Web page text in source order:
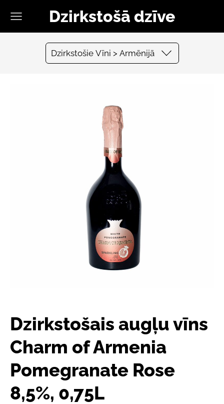
Dzirkstošā dzīve
Dzirkstošie Vīni > Armēnijā
Dzirkstošais augļu vīns
Charm of Armenia
Pomegranate Rose
8,5%, 0,75L